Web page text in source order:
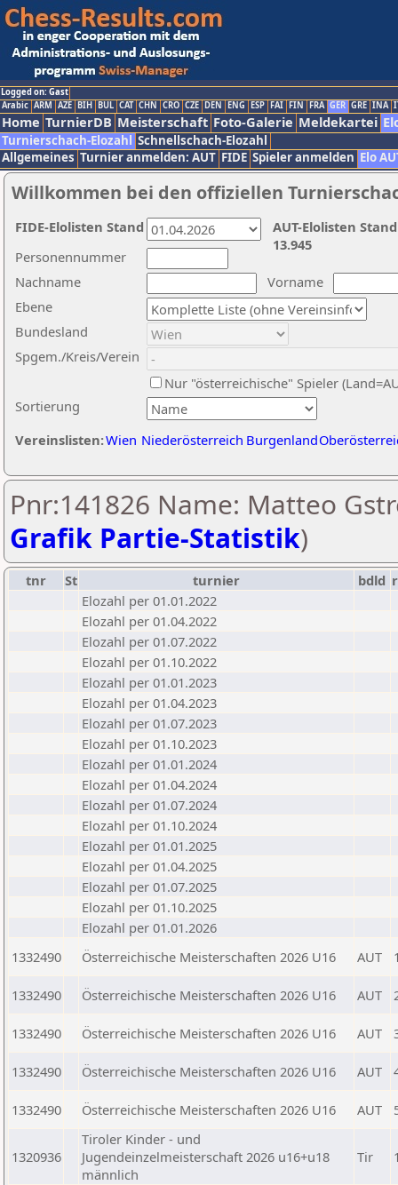
Logged on: Gast
Arabic ARM AZE BIH BUL CAT CHN CRO CZE DEN ENG ESP FAI FIN FRA GER GRE INA
Home TurnierDB Meisterschaft Foto-Galerie Meldekartei
Turnierschach-Elozahl Schnellschach-Elozahl
Allgemeines Turnier anmelden: AUT FIDE Spieler anmelden Elo
Willkommen bei den offiziellen
Nachname
Vorname
Ebene
Sortierung
Personennummer
Bundesland
Spgem./Kreis/Verein
Nur "österreichische" Spieler
Vereinslisten:Wien Niederösterreich Burgenland
AUT-Elolisten
13.945
FIDE-Elolisten Stand
Pnr:141826 Name: Matteo
Grafik Partie-Statistik)
tnr St turnier bdld
Elozahl per 01.01.2022
Elozahl per 01.04.2022
Elozahl per 01.07.2022
Elozahl per 01.10.2022
Elozahl per 01.01.2023
Elozahl per 01.04.2023
Elozahl per 01.07.2023
Elozahl per 01.10.2023
Elozahl per 01.01.2024
Elozahl per 01.04.2024
Elozahl per 01.07.2024
Elozahl per 01.10.2024
Elozahl per 01.01.2025
Elozahl per 01.04.2025
Elozahl per 01.07.2025
Elozahl per 01.10.2025
Elozahl per 01.01.2026
1332490
Österreichische Meisterschaften 2026 U16 AUT
1332490 Österreichische Meisterschaften 2026 U16 AUT
1332490 Österreichische Meisterschaften 2026 U16 AUT
1332490 Österreichische Meisterschaften 2026 U16 AUT
1332490 Österreichische Meisterschaften 2026 U16 AUT
1320936
Tiroler Kinder - und
Jugendeinzelmeisterschaft 2026 u16+u18
männlich
Tir